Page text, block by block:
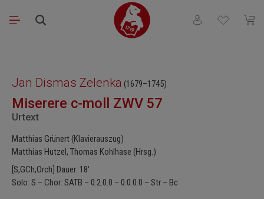
Zum Hauptinhalt springen
Du hast 0
Jan Dismas Zelenka (1679–1745)
Miserere c-moll ZWV 57
Urtext
Matthias Grünert (Klavierauszug)
Matthias Hutzel, Thomas Kohlhase (Hrsg.)
[S,GCh,Orch] Dauer: 18'
Solo: S – Chor: SATB – 0.2.0.0 – 0.0.0.0 – Str – Bc